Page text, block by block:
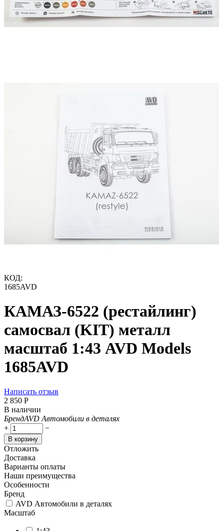
КОД:
1685AVD
КАМАЗ-6522 (рестайлинг)
самосвал (KIT) металл
масштаб 1:43 AVD Models
1685AVD
Написать отзыв
2 850 Р
В наличии
БрендAVD Автомобили в деталях
+
−
В корзину
Отложить
Доставка
Варианты оплаты
Наши преимущества
Особенности
Бренд
AVD Автомобили в деталях
Масштаб